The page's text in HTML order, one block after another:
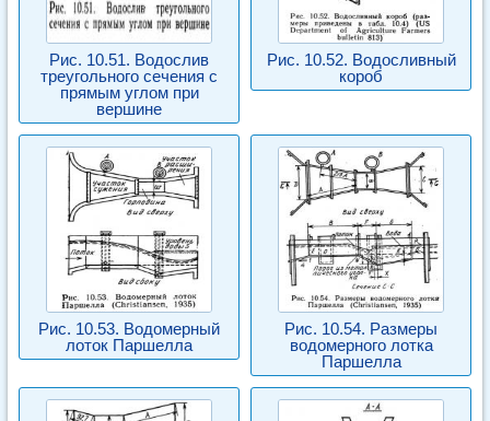
Рис. 10.51. Водослив
треугольного сечения с
прямым углом при
вершине
Рис. 10.52. Водосливный
короб
Рис. 10.53. Водомерный
лоток Паршелла
Рис. 10.54. Размеры
водомерного лотка
Паршелла